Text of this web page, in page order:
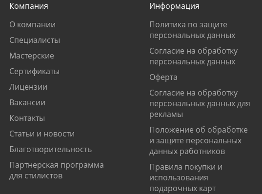
Компания
О компании
Специалисты
Мастерские
Сертификаты
Лицензии
Вакансии
Контакты
Статьи и новости
Благотворительность
Партнерская программа
для стилистов
Информация
Политика по защите
персональных данных
Согласие на обработку
персональных данных
Оферта
Согласие на обработку
персональных данных для
рекламы
Положение об обработке
и защите персональных
данных работников
Правила покупки и
использования
подарочных карт